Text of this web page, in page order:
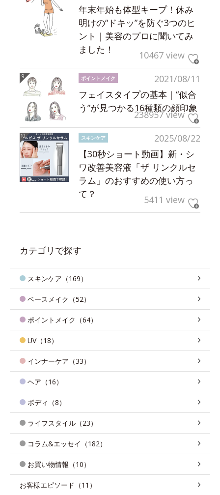
年末年始も体型キープ！休み
明けの“ドキッ”を防ぐ3つのヒ
ント｜美容のプロに聞いてみ
ました！
10467 view
2021/08/11
ポイントメイク
フェイスタイプの基本｜“似合
う”が見つかる16種類の顔印象
238957 view
2025/08/22
スキンケア
【30秒ショート動画】新・シ
ワ改善美容液「ザ リンクルセ
ラム」のおすすめの使い方っ
て？
5411 view
カテゴリで探す
スキンケア（169）
ベースメイク（52）
ポイントメイク（64）
UV（18）
インナーケア（33）
ヘア（16）
ボディ（8）
ライフスタイル（23）
コラム&エッセイ（182）
お買い物情報（10）
お客様エピソード（11）